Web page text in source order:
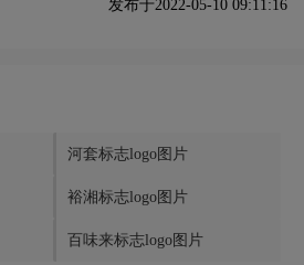
发布于2022-05-10 09:11:16
河套标志logo图片
裕湘标志logo图片
百味来标志logo图片